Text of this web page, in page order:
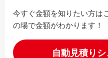
今すぐ金額を知りたい方は
の場で金額がわかります！
自動見積り